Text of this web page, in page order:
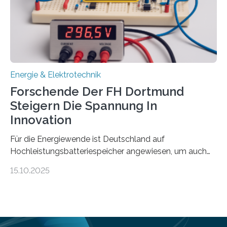
Bayerischen Wissenschaftsministeriums. Im
Mittelpunkt steht der direkte Wissenstransfer: Neue
wissenschaftliche Erkenntnisse sollen rasch in die
Energie & Elektrotechnik
Forschende Der FH Dortmund
Steigern Die Spannung In
Innovation
Für die Energiewende ist Deutschland auf
Hochleistungsbatteriespeicher angewiesen, um auch
Doch mit der immensen Zahl einzelner Batteriezellen,
Projekt KV-BATT diese Verluste reduzieren und
15.10.2025